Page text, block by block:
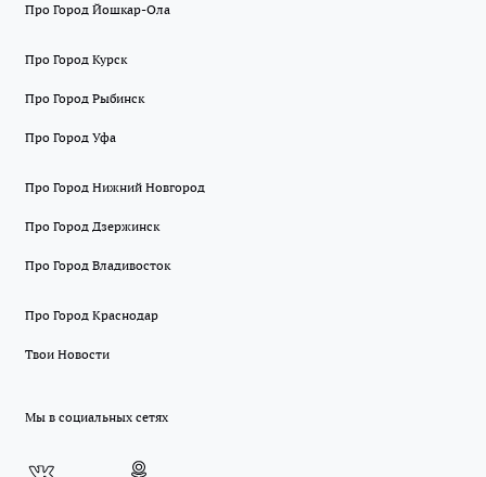
Про Город Йошкар-Ола
Про Город Курск
Про Город Рыбинск
Про Город Уфа
Про Город Нижний Новгород
Про Город Дзержинск
Про Город Владивосток
Про Город Краснодар
Твои Новости
Мы в социальных сетях